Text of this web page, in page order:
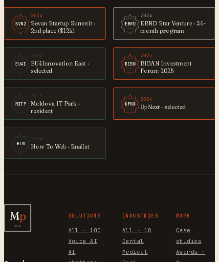
SVN2
2024
Sevan Startup Summit ·
2nd place ($12k)
EBRD
2024
EBRD Star Venture · 24-
month program
EU4I
2024
EU4Innovation East ·
selected
BIBN
2025
BIBAN Investment
Forum 2025
MITP
2019
Moldova IT Park ·
resident
UPNX
2024
UpNext · selected
HTW
2024
How To Web · finalist
Mp
SRL
SOLUTIONS
All · 100
Voice AI
AI
INDUSTRIES
All · 10
Dental
Medical
WORK
Case
studies
Awards ·